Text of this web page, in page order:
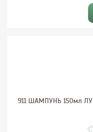
911 ШАМПУНЬ 150мл